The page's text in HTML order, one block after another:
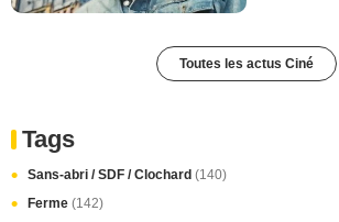
Toutes les actus Ciné
Tags
Sans-abri / SDF / Clochard (140)
Ferme (142)